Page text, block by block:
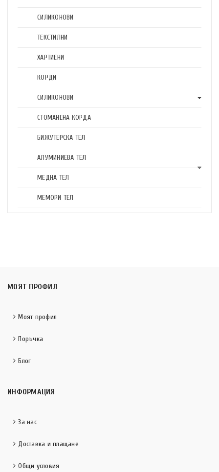
СИЛИКОНОВИ
ТЕКСТИЛНИ
ХАРТИЕНИ
КОРДИ
СИЛИКОНОВИ
СТОМАНЕНА КОРДА
БИЖУТЕРСКА ТЕЛ
АЛУМИНИЕВА ТЕЛ
МЕДНА ТЕЛ
МЕМОРИ ТЕЛ
МОЯТ ПРОФИЛ
Моят профил
Поръчка
Блог
ИНФОРМАЦИЯ
За нас
Доставка и плащане
Общи условия